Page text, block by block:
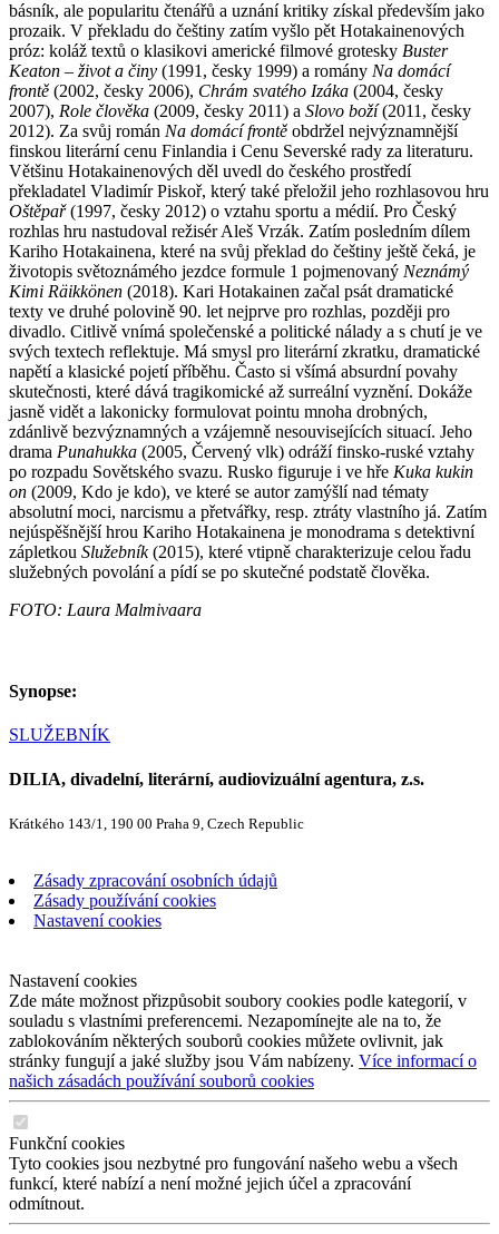
básník, ale popularitu čtenářů a uznání kritiky získal především jako
prozaik. V překladu do češtiny zatím vyšlo pět Hotakainenových
próz: koláž textů o klasikovi americké filmové grotesky Buster
Keaton – život a činy (1991, česky 1999) a romány Na domácí
frontě (2002, česky 2006), Chrám svatého Izáka (2004, česky
2007), Role člověka (2009, česky 2011) a Slovo boží(2011, česky
2012). Za svůj román Na domácí frontě obdržel nejvýznamnější
finskou literární cenu Finlandia i Cenu Severské rady za literaturu.
Většinu Hotakainenových děl uvedl do českého prostředí
překladatel Vladimír Piskoř, který také přeložil jeho rozhlasovou hru
Oštěpař(1997, česky 2012) o vztahu sportu a médií. Pro Český
rozhlas hru nastudoval režisér Aleš Vrzák. Zatím posledním dílem
Kariho Hotakainena, které na svůj překlad do češtiny ještě čeká, je
životopis světoznámého jezdce formule 1 pojmenovaný Neznámý
Kimi Räikkönen (2018). Kari Hotakainen začal psát dramatické
texty ve druhé polovině 90. let nejprve pro rozhlas, později pro
divadlo. Citlivě vnímá společenské a politické nálady a s chutí je ve
svých textech reflektuje. Má smysl pro literární zkratku, dramatické
napětí a klasické pojetí příběhu. Často si všímá absurdní povahy
skutečnosti, které dává tragikomické až surreální vyznění. Dokáže
jasně vidět a lakonicky formulovat pointu mnoha drobných,
zdánlivě bezvýznamných a vzájemně nesouvisejících situací. Jeho
drama Punahukka (2005, Červený vlk) odráží finsko-ruské vztahy
po rozpadu Sovětského svazu. Rusko figuruje i ve hře Kuka kukin
on (2009, Kdo je kdo), ve které se autor zamýšlí nad tématy
absolutní moci, narcismu a přetvářky, resp. ztráty vlastního já. Zatím
nejúspěšnější hrou Kariho Hotakainena je monodrama s detektivní
zápletkou Služebník(2015), které vtipně charakterizuje celou řadu
služebných povolání a pídí se po skutečné podstatě člověka.
FOTO: Laura Malmivaara
Synopse:
SLUŽEBNÍK
DILIA, divadelní, literární, audiovizuální agentura, z.s.
Krátkého 143/1, 190 00 Praha 9, Czech Republic
Zásady zpracování osobních údajů
Zásady používání cookies
Nastavení cookies
Nastavení cookies
Zde máte možnost přizpůsobit soubory cookies podle kategorií, v
souladu s vlastními preferencemi. Nezapomínejte ale na to, že
zablokováním některých souborů cookies můžete ovlivnit, jak
stránky fungují a jaké služby jsou Vám nabízeny. Více informací o
našich zásadách používání souborů cookies
Funkční cookies
Tyto cookies jsou nezbytné pro fungování našeho webu a všech
funkcí, které nabízí a není možné jejich účel a zpracování
odmítnout.